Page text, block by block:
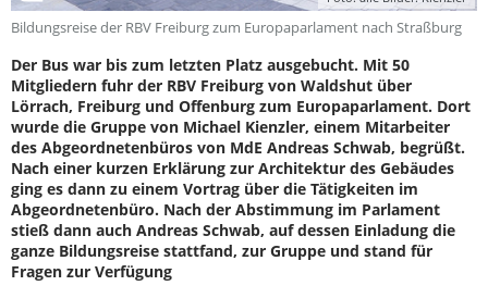
Bildungsreise der RBV Freiburg zum Europaparlament nach Straßburg
Der Bus war bis zum letzten Platz ausgebucht. Mit 50
Mitgliedern fuhr der RBV Freiburg von Waldshut über
Lörrach, Freiburg und Offenburg zum Europaparlament. Dort
wurde die Gruppe von Michael Kienzler, einem Mitarbeiter
des Abgeordnetenbüros von MdE Andreas Schwab, begrüßt.
Nach einer kurzen Erklärung zur Architektur des Gebäudes
ging es dann zu einem Vortrag über die Tätigkeiten im
Abgeordnetenbüro. Nach der Abstimmung im Parlament
stieß dann auch Andreas Schwab, auf dessen Einladung die
ganze Bildungsreise stattfand, zur Gruppe und stand für
Fragen zur Verfügung